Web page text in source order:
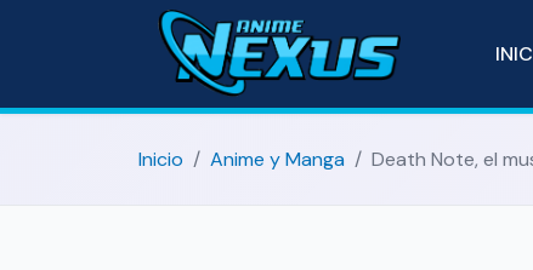
Inicio Anime y Manga Death Note, el